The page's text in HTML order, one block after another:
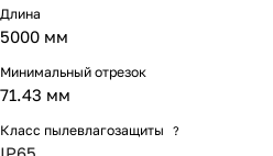
Длина
5000 мм
Минимальный отрезок
71.43 мм
Класс пылевлагозащиты ?